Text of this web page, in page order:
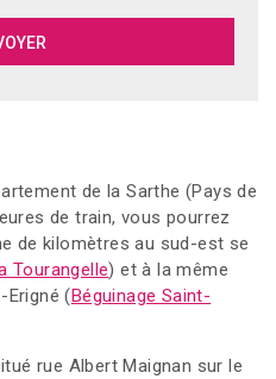
de la Sarthe (Pays de
de train, vous pourrez
de kilomètres au sud-est se
Tourangelle) et à la même
Erigné (Béguinage Saint-
rue Albert Maignan sur le